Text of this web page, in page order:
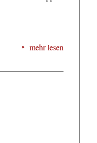
mehr lesen